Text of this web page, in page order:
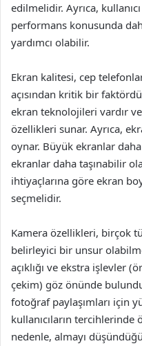
edilmelidir. Ayrıca,
performans konusunda
yardımcı olabilir.
Ekran kalitesi, cep
açısından kritik bir
ekran teknolojileri vardır
özellikleri sunar. Ayrıca,
oynar. Büyük ekranlar
ekranlar daha taşınabilir
ihtiyaçlarına göre ekran
seçmelidir.
Kamera özellikleri, birçok
belirleyici bir unsur
açıklığı ve ekstra işlevler
çekim) göz önünde
fotoğraf paylaşımları için
kullanıcıların
nedenle, almayı